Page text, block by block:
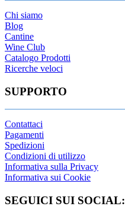
Chi siamo
Blog
Cantine
Wine Club
Catalogo Prodotti
Ricerche veloci
SUPPORTO
Contattaci
Pagamenti
Spedizioni
Condizioni di utilizzo
Informativa sulla Privacy
Informativa sui Cookie
SEGUICI SUI SOCIAL: